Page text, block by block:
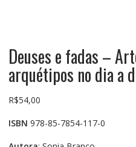
Deuses e fadas –
arquétipos no dia a
R$54,00
ISBN 978-85-7854-117-0